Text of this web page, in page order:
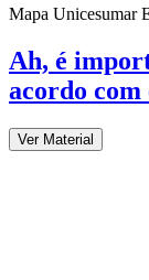
Mapa Unicesumar
Ah, é
acordo com
Ver Material